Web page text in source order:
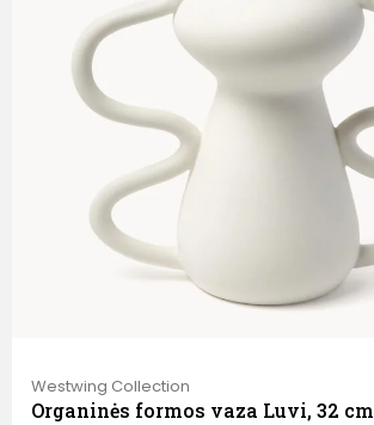
Westwing Collection
Organinės formos vaza Luvi, 32 cm